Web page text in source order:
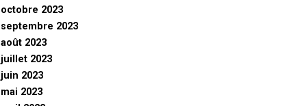
octobre 2023
septembre 2023
août 2023
juillet 2023
juin 2023
mai 2023